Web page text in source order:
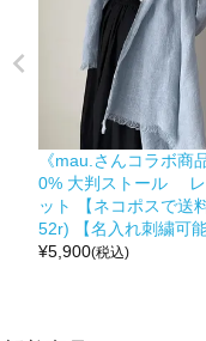
《mau.さんコラボ商
0% 大判ストール レ
ット 【ネコポスで送
52r) 【名入れ刺繍可能
¥5,900(税込)